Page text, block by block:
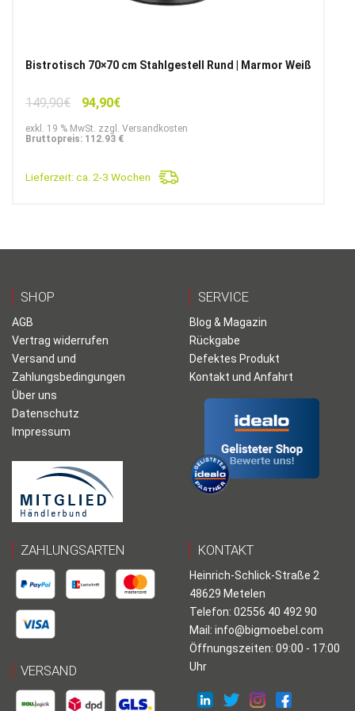
Bistrotisch 70×70 cm Stahlgestell Rund | Marmor Weiß
149,90€
Ursprünglicher
war:
94,90€Aktueller
ist:
exkl. 19 % MwSt. zzgl. Versandkosten
Bruttopreis: 112.93 €
Lieferzeit: ca. 2-3 Wochen
SHOP
AGB
Vertrag widerrufen
Versand und
Zahlungsbedingungen
Über uns
Datenschutz
Impressum
SERVICE
Blog & Magazin
Rückgabe
Defektes Produkt
Kontakt und Anfahrt
ZAHLUNGSARTEN
VERSAND
KONTAKT
Heinrich-Schlick-Straße 2
48629 Metelen
Telefon: 02556 40 492 90
Mail: info@bigmoebel.com
Öffnungszeiten: 09:00 - 17:00
Uhr